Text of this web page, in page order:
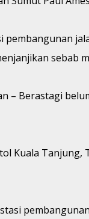
pembangunan
sebab
– Berastagi
Kuala Tanjung,